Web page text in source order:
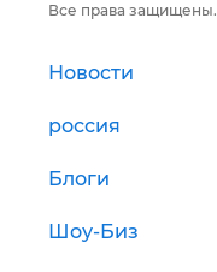
Все права защищены.
Новости
россия
Блоги
Шоу-Биз